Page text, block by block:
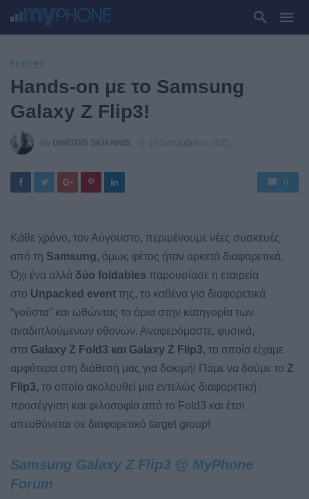
REVIEWS
Hands-on με το Samsung
Galaxy Z Flip3!
By DIMITRIS SKIANNIS 12 Σεπτεμβρίου, 2021
0
Κάθε χρόνο, τον Αύγουστο, περιμένουμε νέες συσκευές
από τη Samsung, όμως φέτος ήταν αρκετά διαφορετικά.
Όχι ένα αλλά δύο foldables παρουσίασε η εταιρεία
στο Unpacked event της, το καθένα για διαφορετικά
“γούστα” και ωθώντας τα όρια στην κατηγορία των
αναδιπλούμενων οθονών. Αναφερόμαστε, φυσικά,
στα Galaxy Z Fold3 και Galaxy Z Flip3, τα οποία είχαμε
αμφότερα στη διάθεσή μας για δοκιμή! Πάμε να δούμε το Z
Flip3, το οποίο ακολουθεί μια εντελώς διαφορετική
προσέγγιση και φιλοσοφία από το Fold3 και έτσι
απευθύνεται σε διαφορετικό target group!
Samsung Galaxy Z Flip3 @ MyPhone
Forum